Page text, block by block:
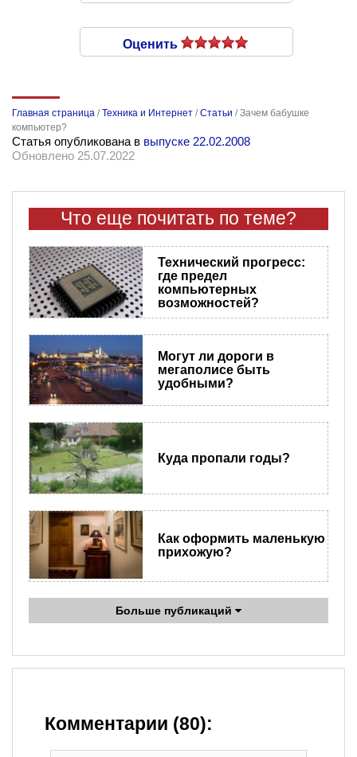
Оценить
Главная страница /Техника и Интернет /Статьи /Зачем бабушке
компьютер?
Статья опубликована в выпуске 22.02.2008
Обновлено 25.07.2022
Что еще почитать по теме?
Технический прогресс:
где предел
компьютерных
возможностей?
Могут ли дороги в
мегаполисе быть
удобными?
Куда пропали годы?
Как оформить маленькую
прихожую?
Больше публикаций
Комментарии (80):